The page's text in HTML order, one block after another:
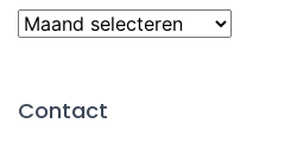
Op
Contact